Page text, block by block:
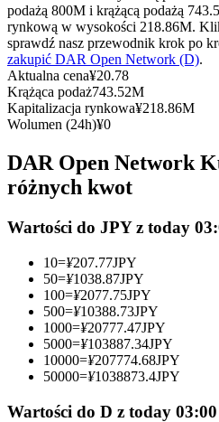
Kopiowanie Transakcji
Zostań traderem kopiującym
Ciesz się podziałem zysków i
transakcji
podażą 800M i krążącą podażą
rynkową w wysokości 218.86M.
sprawdź nasz przewodnik krok po
zakupić DAR Open Network (D).
Aktualna cena¥20.78
Krążąca podaż743.52M
Kapitalizacja rynkowa¥218.86M
Wolumen (24h)¥0
DAR Open Network
różnych kwot
Wartości do JPY z today
10=¥207.77JPY
50=¥1038.87JPY
100=¥2077.75JPY
500=¥10388.73JPY
1000=¥20777.47JPY
5000=¥103887.34JPY
10000=¥207774.68JPY
50000=¥1038873.4JPY
Wartości do D z today 03:00